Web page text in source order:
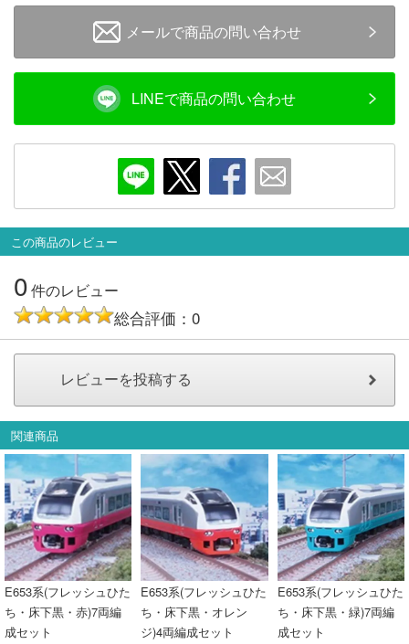
会員ランクについて
© 2026 Mid Japan, Inc.
メールで商品の問い合わせ
LINEで商品の問い合わせ
この商品のレビュー
0件のレビュー
総合評価：0
関連商品
E653系(フレッシュひた
ち・床下黒・赤)7両編
成セット
E653系(フレッシュひた
ち・床下黒・オレン
ジ)4両編成セット
E653系(フレッシュひた
ち・床下黒・緑)7両編
成セット